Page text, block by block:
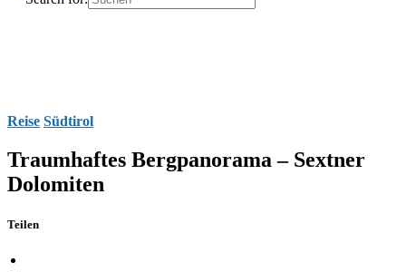
Reise Südtirol
Traumhaftes Bergpanorama – Sextner
Dolomiten
Teilen